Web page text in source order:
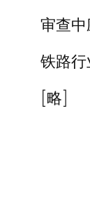
审查
铁路
[略]